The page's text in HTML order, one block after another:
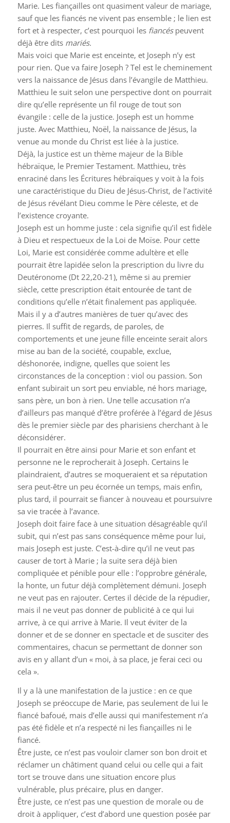
Marie. Les fiançailles ont quasiment valeur de mariage,
sauf que les fiancés ne vivent pas ensemble ; le lien est
fort et à respecter, c’est pourquoi les fiancéspeuvent
déjà être dits mariés.
Mais voici que Marie est enceinte, et Joseph n’y est
pour rien. Que va faire Joseph ? Tel est le cheminement
vers la naissance de Jésus dans l’évangile de Matthieu.
Matthieu le suit selon une perspective dont on pourrait
dire qu’elle représente un fil rouge de tout son
évangile : celle de la justice. Joseph est un homme
juste. Avec Matthieu, Noël, la naissance de Jésus, la
venue au monde du Christ est liée à la justice.
Déjà, la justice est un thème majeur de la Bible
hébraïque, le Premier Testament. Matthieu, très
enraciné dans les Écritures hébraïques y voit à la fois
une caractéristique du Dieu de Jésus-Christ, de l’activité
de Jésus révélant Dieu comme le Père céleste, et de
l’existence croyante.
Joseph est un homme juste : cela signifie qu’il est fidèle
à Dieu et respectueux de la Loi de Moïse. Pour cette
Loi, Marie est considérée comme adultère et elle
pourrait être lapidée selon la prescription du livre du
Deutéronome (Dt 22,20-21), même si au premier
siècle, cette prescription était entourée de tant de
conditions qu’elle n’était finalement pas appliquée.
Mais il y a d’autres manières de tuer qu’avec des
pierres. Il suffit de regards, de paroles, de
comportements et une jeune fille enceinte serait alors
mise au ban de la société, coupable, exclue,
déshonorée, indigne, quelles que soient les
circonstances de la conception : viol ou passion. Son
enfant subirait un sort peu enviable, né hors mariage,
sans père, un bon à rien. Une telle accusation n’a
d’ailleurs pas manqué d’être proférée à l’égard de Jésus
dès le premier siècle par des pharisiens cherchant à le
déconsidérer.
Il pourrait en être ainsi pour Marie et son enfant et
personne ne le reprocherait à Joseph. Certains le
plaindraient, d’autres se moqueraient et sa réputation
sera peut-être un peu écornée un temps, mais enfin,
plus tard, il pourrait se fiancer à nouveau et poursuivre
sa vie tracée à l’avance.
Joseph doit faire face à une situation désagréable qu’il
subit, qui n’est pas sans conséquence même pour lui,
mais Joseph est juste. C’est-à-dire qu’il ne veut pas
causer de tort à Marie ; la suite sera déjà bien
compliquée et pénible pour elle : l’opprobre générale,
la honte, un futur déjà complètement démuni. Joseph
ne veut pas en rajouter. Certes il décide de la répudier,
mais il ne veut pas donner de publicité à ce qui lui
arrive, à ce qui arrive à Marie. Il veut éviter de la
donner et de se donner en spectacle et de susciter des
commentaires, chacun se permettant de donner son
avis en y allant d’un « moi, à sa place, je ferai ceci ou
cela ».
Il y a là une manifestation de la justice : en ce que
Joseph se préoccupe de Marie, pas seulement de lui le
fiancé bafoué, mais d’elle aussi qui manifestement n’a
pas été fidèle et n’a respecté ni les fiançailles ni le
fiancé.
Être juste, ce n’est pas vouloir clamer son bon droit et
réclamer un châtiment quand celui ou celle qui a fait
tort se trouve dans une situation encore plus
vulnérable, plus précaire, plus en danger.
Être juste, ce n’est pas une question de morale ou de
droit à appliquer, c’est d’abord une question posée par